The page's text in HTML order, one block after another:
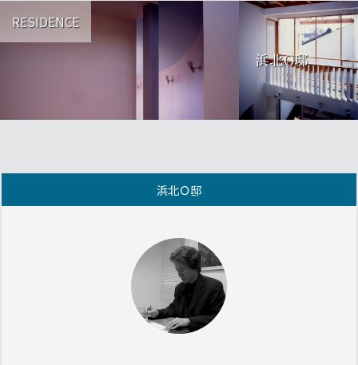
RESIDENCE
浜北O邸
浜北Ｏ邸